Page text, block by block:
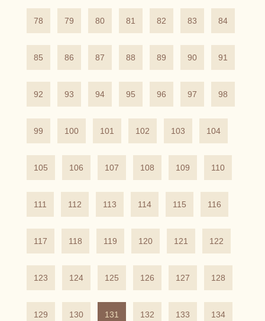
78 79 80 81 82 83 84
85 86 87 88 89 90 91
92 93 94 95 96 97 98
99 100 101 102 103 104
105 106 107 108 109 110
111 112 113 114 115 116
117 118 119 120 121 122
123 124 125 126 127 128
129 130 131 132 133 134